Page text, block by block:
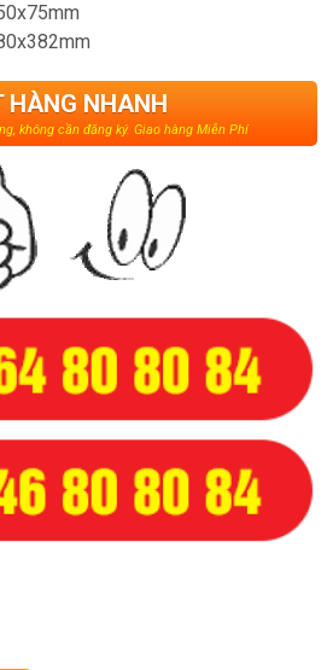
HÀNG NHANH
không cần đăng ký. Giao hàng Miễn Phí